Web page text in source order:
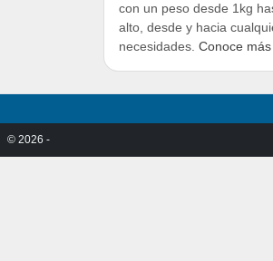
con un peso desde 1kg
alto, desde y hacia
necesidades. Conoce
© 2026 -